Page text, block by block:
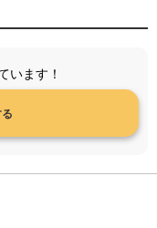
います！